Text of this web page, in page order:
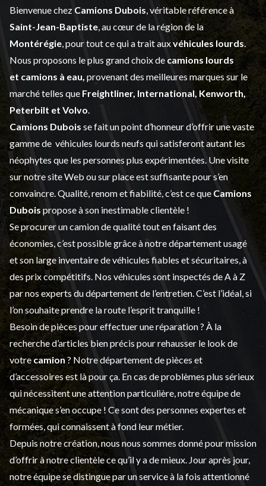
Bienvenue chez Camions Dubois , véritable référence à
Saint-Jean-Baptiste , au cœur de la région de la
Montérégie , pour tout ce qui a trait auxvéhicules lourds
Nous proposons le plus grand choix de camions lourds
et camions à eau, provenant des meilleures marques sur le
marché telles que Freightliner, International, Kenworth,
Peterbilt et Volvo
Camions Dubois se fait un point d’honneur d’offrir une vaste
gamme de véhicules lourds neufs qui satisferont autant les
néophytes que les personnes plus expérimentées. Une visite
sur notre site Web ou sur place est suffisante pour s’en
convaincre. Qualité, renom et fiabilité, c’est ce que Camions
Dubois propose à son inestimable clientèle !
Se procurer un camion de qualité tout en faisant des
économies, c’est possible grâce à notredépartement usagé
et son large inventaire de véhicules fiables et sécuritaires, à
des prix compétitifs. Nos véhicules sont inspectés de A à Z
par nos experts du département de l’entretien . C’est l’idéal, si
l’on souhaite prendre la route l’esprit tranquille !
Besoin de pièces pour effectuer une réparation ? À la
recherche d’articles bien précis pour rehausser le look de
votre camion ? Notre département depièces et
d’accessoiresest là pour ça. En cas de problèmes plus sérieux
qui nécessitent une attention particulière, notre équipe de
mécanique s’en occupe ! Ce sont des personnes expertes et
formées, qui connaissent à fond leur métier.
Depuis notre création, nous nous sommes donné pour mission
d’offrir à notre clientèle ce qu’il y a de mieux. Jour après jour,
notre équipe se distingue par un service à la fois attentionné